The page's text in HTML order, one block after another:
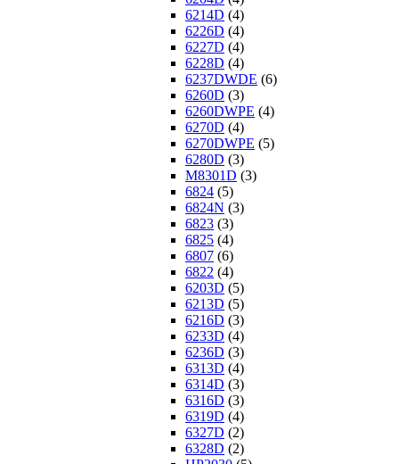
6214D (4)
6226D (4)
6227D (4)
6228D (4)
6237DWDE (6)
6260D (3)
6260DWPE (4)
6270D (4)
6270DWPE (5)
6280D (3)
M8301D (3)
6824 (5)
6824N (3)
6823 (3)
6825 (4)
6807 (6)
6822 (4)
6203D (5)
6213D (5)
6216D (3)
6233D (4)
6236D (3)
6313D (4)
6314D (3)
6316D (3)
6319D (4)
6327D (2)
6328D (2)